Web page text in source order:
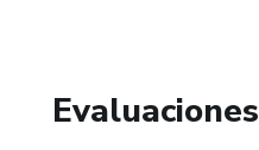
Evaluaciones